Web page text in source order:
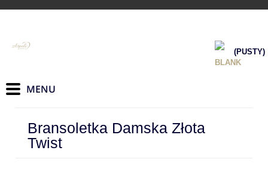
(PUSTY)
Bransoletka Damska Złota
Twist